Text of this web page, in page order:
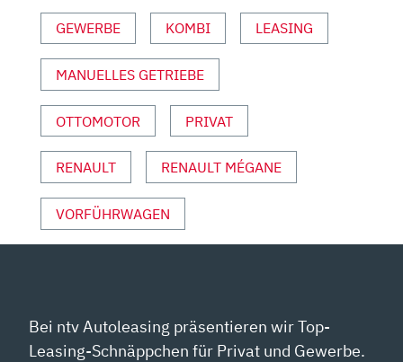
UTO M
OTOR U
ND S
PORT“ V
OUTUBE A
NZEIGEN
GEWERBE KOMBI LEASING
MANUELLES GETRIEBE
OTTOMOTOR PRIVAT
RENAULT RENAULT MÉGANE
VORFÜHRWAGEN
Bei ntv Autoleasing präsentieren wir Top-
Leasing-Schnäppchen für Privat und Gewerbe.